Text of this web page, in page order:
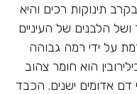
בקרב תינוקות רכים והיא
ושל הלבנים של העיניים
על ידי רמה גבוהה
הוא חומר צהוב
אדומים ישנים. הכבד